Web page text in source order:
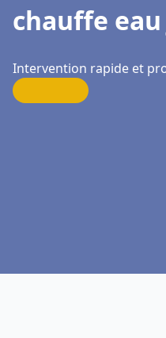
chauffe eau
Intervention rapide et